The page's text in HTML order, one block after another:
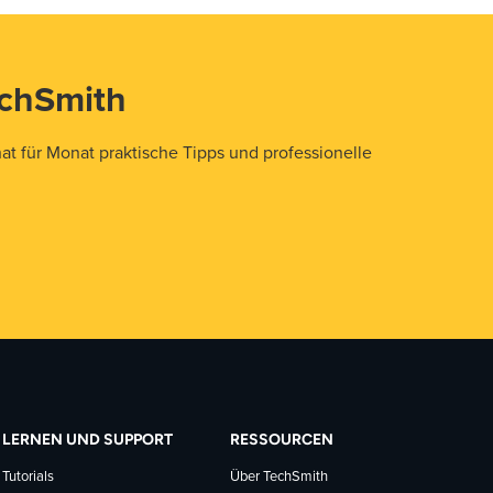
für Monat praktische Tipps und professionelle
LERNEN UND SUPPORT
Tutorials
RESSOURCEN
Über TechSmith